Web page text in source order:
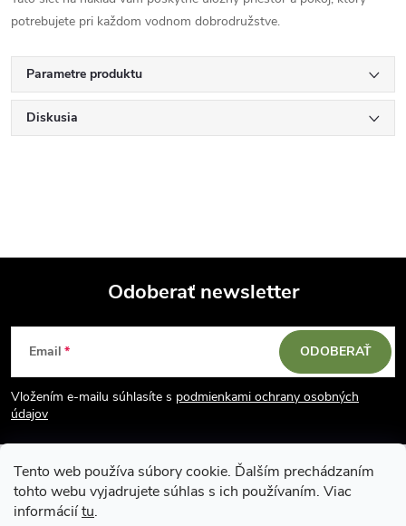
Tento web používa súbory cookie. Ďalším prechádzaním
tohto webu vyjadrujete súhlas s ich používaním. Viac
informáciítu.
potrebujete pri každom vodnom dobrodružstve.
Parametre produktu
Diskusia
Z
á
p
ä
Odoberať newsletter
Email
Vložením e-mailu súhlasíte s podmienkami ochrany osobných
údajov
ODOBERAŤ